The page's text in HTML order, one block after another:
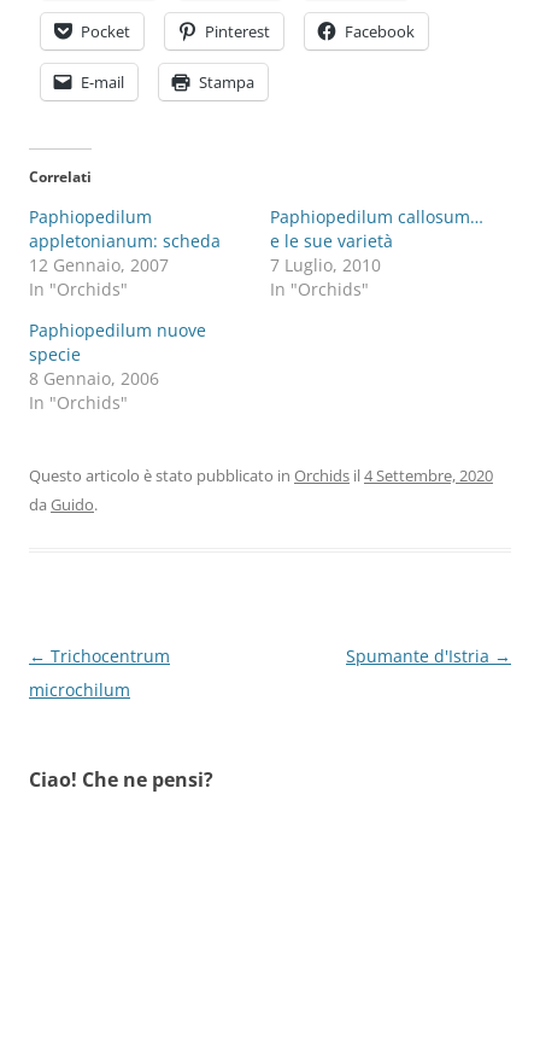
Pocket Pinterest Facebook
E-mail Stampa
Correlati
Paphiopedilum
appletonianum: scheda
12 Gennaio, 2007
In "Orchids"
Paphiopedilum callosum…
e le sue varietà
7 Luglio, 2010
In "Orchids"
Paphiopedilum nuove
specie
8 Gennaio, 2006
In "Orchids"
Questo articolo è stato pubblicato in Orchids il4 Settembre, 2020
da Guido.
Navigazione
articolo
← Trichocentrum
microchilum
Spumante d'Istria →
Ciao! Che ne pensi?